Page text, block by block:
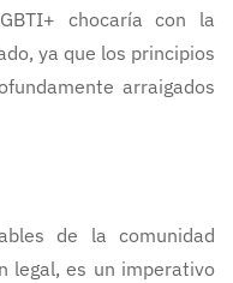
chocaría con la
ya que los principios
arraigados
de la comunidad
legal, es un imperativo